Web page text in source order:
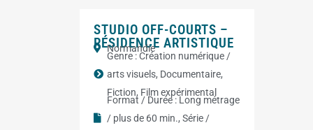
STUDIO OFF-COURTS –
RÉSIDENCE ARTISTIQUE
Normandie
Genre :Création numérique /
arts visuels, Documentaire,
Fiction, Film expérimental
Format / Durée : Long métrage
/ plus de 60 min., Série /